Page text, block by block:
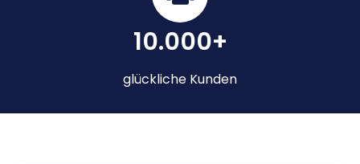
10.000+
glückliche Kunden